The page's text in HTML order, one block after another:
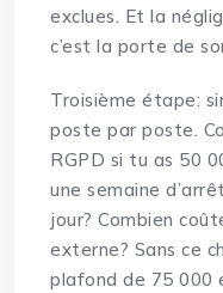
exclues. Et la
c’est la porte de
Troisième étape:
poste par poste.
RGPD si tu as 50
une semaine
jour? Combien
externe? Sans ce
plafond de 75 000